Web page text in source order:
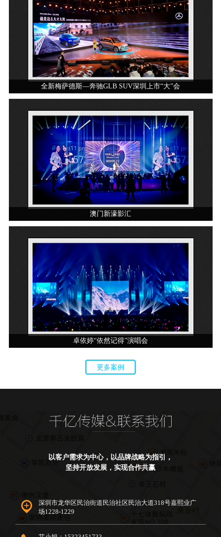
全新梅萨德斯—奔驰GLB SUV深圳上市“大”会
澳门新濠影汇
卓依婷“依然记得”演唱会
更多案例
以客户需求为中心，以品牌战略为指引，
坚持开放发展，实现合作共赢
深圳市龙华区民治街道民治社区民治大道318号嘉熙业广
场1228-1229